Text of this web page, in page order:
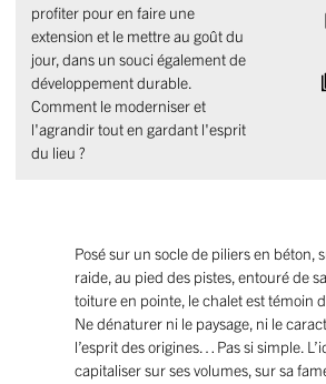
profiter pour en faire une
extension et le mettre au goût du
jour, dans un souci également de
développement durable.
Comment le moderniser et
l'agrandir tout en gardant l'esprit
du lieu ?
Posé sur un socle de piliers en béton,
raide, au pied des pistes, entouré de
toiture en pointe, le chalet est témoin
Ne dénaturer ni le paysage, ni le
l’esprit des origines… Pas si simple.
capitaliser sur ses volumes, sur sa